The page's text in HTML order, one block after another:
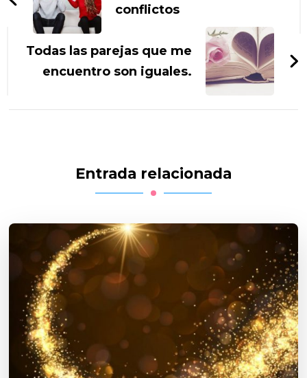
conflictos
Todas las parejas que me
encuentro son iguales.
Entrada relacionada